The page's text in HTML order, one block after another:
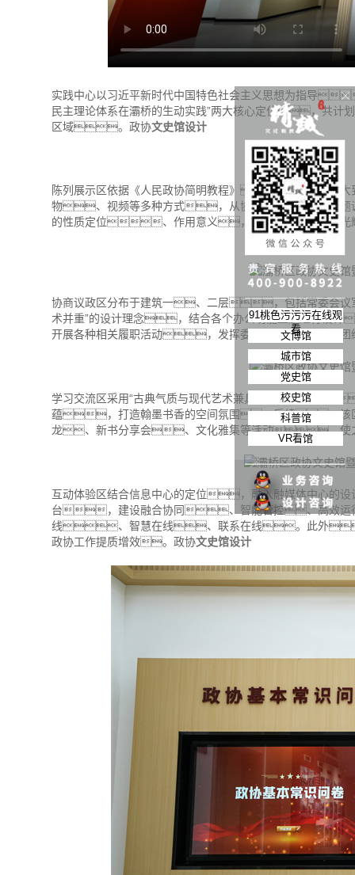
实践中心以习近平新时代中国特色社会主义思想为指导
民主理论体系在灞桥的生动实践”两大核心定位，共
区域。政协文史馆设计
陈列展示区依据《人民政协简明教程》，采用
物、视频等多种方式，从协商民主、专
的性质定位、作用意义，以及灞桥区政协的光
协商议政区分布于建筑一、二层，包括常委会
术并重”的设计理念，结合各个办公功能主题进行设
开展各种相关履职活动，发挥委员履职、
学习交流区采用“古典气质与现代艺术兼具”的设计理
蕴，打造翰墨书香的空间氛围。后续，该区
龙、新书分享会、文化雅集等活动，使之
互动体验区结合信息中心的定位，融入融媒体中心的
台，建设融合协同、智能管控、高效运行
线、智慧在线、联系在线。此外，还
政协工作提质增效。政协文史馆设计
91桃色污污污在线观
看
文博馆
城市馆
党史馆
校史馆
科普馆
VR看馆